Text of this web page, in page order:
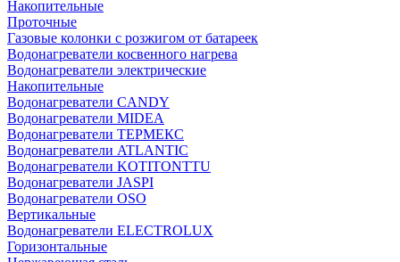
Накопительные
Проточные
Газовые колонки с розжигом от батареек
Водонагреватели косвенного нагрева
Водонагреватели электрические
Накопительные
Водонагреватели CANDY
Водонагреватели MIDEA
Водонагреватели ТЕРМЕКС
Водонагреватели ATLANTIC
Водонагреватели KOTITONTTU
Водонагреватели JASPI
Водонагреватели OSO
Вертикальные
Водонагреватели ELECTROLUX
Горизонтальные